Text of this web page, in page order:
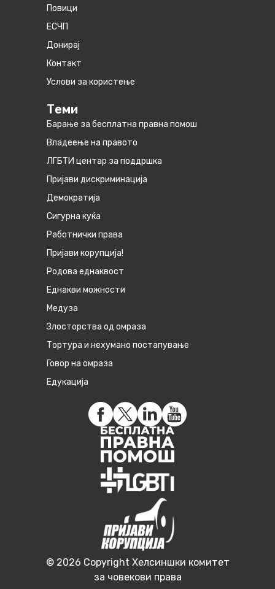
Повици
ЕСЧП
Донирај
Контакт
Услови за користење
Теми
Барање за бесплатна правна помош
Владеење на правото
ЛГБТИ центар за поддршка
Пријави дискриминација
Демократија
Сигурна куќа
Работнички права
Пријави корупција!
Родова еднаквост
Eднакви можности
Медуза
Злосторства од омраза
Тортура и нехумано постапување
Говор на омраза
Едукација
© 2026 Copyright Хелсиншки комитет
за човекови права